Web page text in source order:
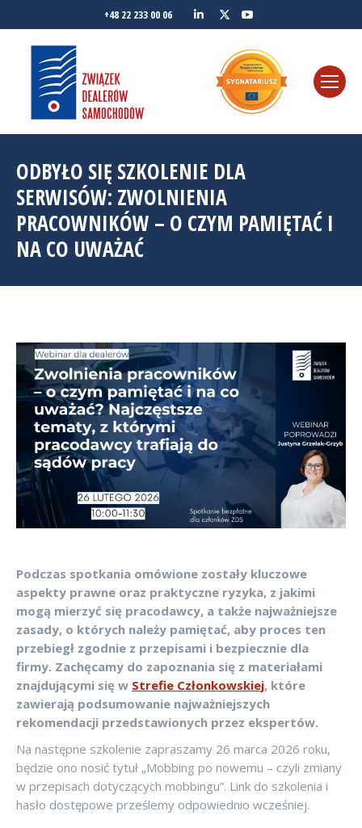
+48 22 233 00 06
Linkedin
Twitter
ODBYŁO SIĘ SZKOLENIE DLA
SERWISÓW: ZWOLNIENIA
PRACOWNIKÓW – O CZYM PAMIĘTAĆ I
NA CO UWAŻAĆ
Podczas spotkania omówione zostały kluczowe
aspekty prawne oraz praktyczne ryzyka, z jakimi
mogą mierzyć się pracodawcy, a także najważniejsze
zasady, o których należy pamiętać, aby proces ten
przebiegł zgodnie z przepisami i bezpiecznie dla
firmy. Zachęcamy do zapoznania się z materiałami
znajdującymi się w Strefie Członkowskiej, które
zawierają podsumowanie najważniejszych
rekomendacji przedstawionych przez ekspertów.
Na następne szkolenie zapraszamy 26 marca 2026 roku,
będzie ono nosić tytuł „Mobbing po nowemu – czyli zmiany
w przepisach dotyczących mobbingu”. Link do szkolenia i
hasło dostępowe prześlemy odpowiednio wcześniej.